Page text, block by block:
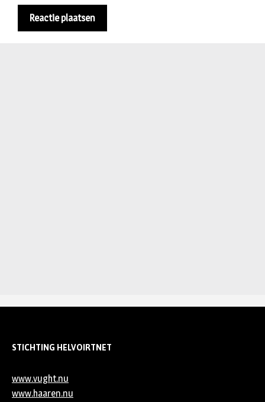
STICHTING HELVOIRTNET
www.vught.nu
www.haaren.nu